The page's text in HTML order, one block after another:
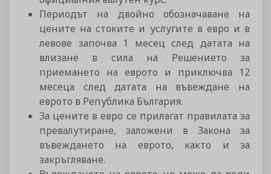
Периодът на двойно обозначаване на
цените на стоките и услугите в евро и в
левове започва 1 месец след датата на
влизане в сила на Решението за
приемането на еврото и приключва 12
месеца след датата на въвеждане на
еврото в Република България.
За цените в евро се прилагат правилата за
превалутиране, заложени в Закона за
въвеждането на еврото, както и за
закръгляване.